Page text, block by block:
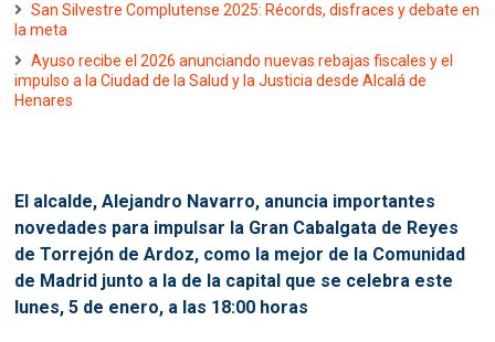
San Silvestre Complutense 2025: Récords, disfraces y debate en
la meta
Ayuso recibe el 2026 anunciando nuevas rebajas fiscales y el
impulso a la Ciudad de la Salud y la Justicia desde Alcalá de
Henares
El alcalde, Alejandro Navarro, anuncia importantes
novedades para impulsar la Gran Cabalgata de Reyes
de Torrejón de Ardoz, como la mejor de la Comunidad
de Madrid junto a la de la capital que se celebra este
lunes, 5 de enero, a las 18:00 horas